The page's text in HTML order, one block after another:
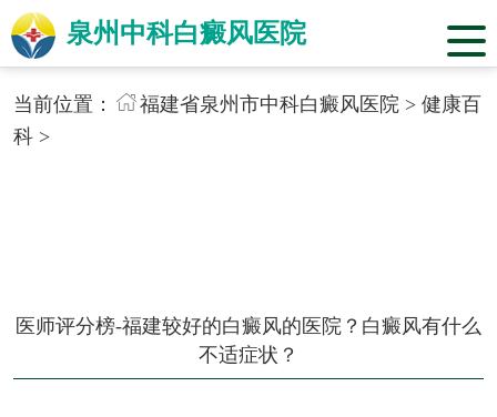
泉州中科白癜风医院
当前位置： 福建省泉州市中科白癜风医院> 健康百
科>
医师评分榜-福建较好的白癜风的医院？白癜风有什么
不适症状？